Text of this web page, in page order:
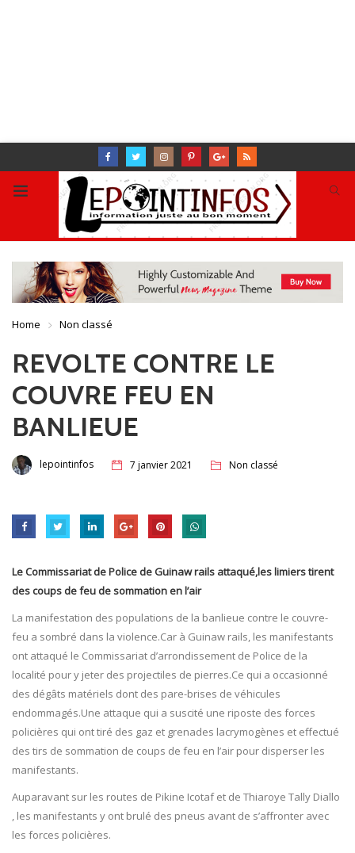
Home Non classé
REVOLTE CONTRE LE
COUVRE FEU EN
BANLIEUE
lepointinfos 7 janvier 2021 Non classé
Le Commissariat de Police de Guinaw rails attaqué,les limiers tirent
des coups de feu de sommation en l’air
La manifestation des populations de la banlieue contre le couvre-
feu a sombré dans la violence.Car à Guinaw rails, les manifestants
ont attaqué le Commissariat d’arrondissement de Police de la
localité pour y jeter des projectiles de pierres.Ce qui a occasionné
des dégâts matériels dont des pare-brises de véhicules
endommagés.Une attaque qui a suscité une riposte des forces
policières qui ont tiré des gaz et grenades lacrymogènes et effectué
des tirs de sommation de coups de feu en l’air pour disperser les
manifestants.
Auparavant sur les routes de Pikine Icotaf et de Thiaroye Tally Diallo
, les manifestants y ont brulé des pneus avant de s’affronter avec
les forces policières.